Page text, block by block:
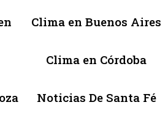
Clima en Buenos Aires
Clima en Córdoba
Noticias De Santa Fé